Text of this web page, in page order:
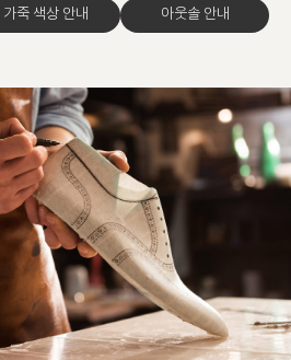
가죽 색상 안내 아웃솔 안내